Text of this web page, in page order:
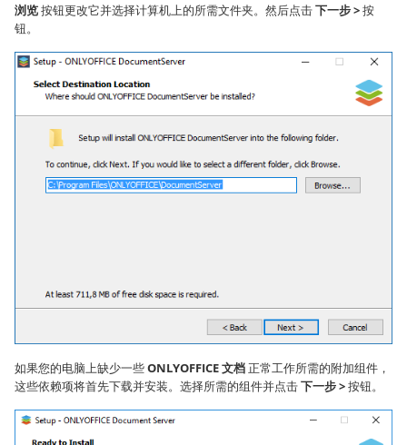
浏览按钮更改它并选择计算机上的所需文件夹。然后点击下一步 >按
钮。
如果您的电脑上缺少一些ONLYOFFICE 文档正常工作所需的附加组件，
这些依赖项将首先下载并安装。选择所需的组件并点击下一步 >按钮。